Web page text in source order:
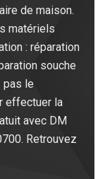
de maison.
matériels
: réparation
souche
pas le
effectuer la
avec DM
Retrouvez